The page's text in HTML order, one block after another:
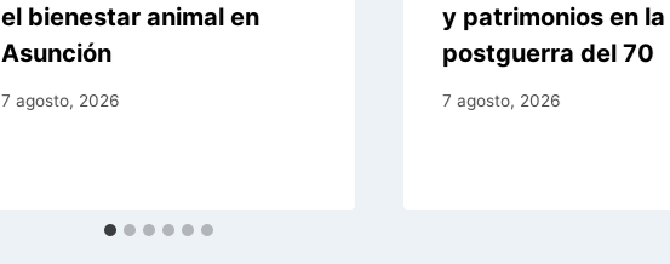
el bienestar animal en
Asunción
7 agosto, 2026
y patrimonios en la
postguerra del 70
7 agosto, 2026